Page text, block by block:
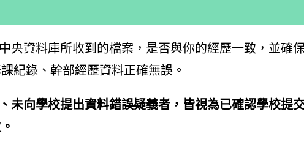
央資料庫所收到的檔案，是否與你的經歷一致，並確
紀錄、幹部經歷資料正確無誤。
未向學校提出資料錯誤疑義者，皆視為已確認學校提